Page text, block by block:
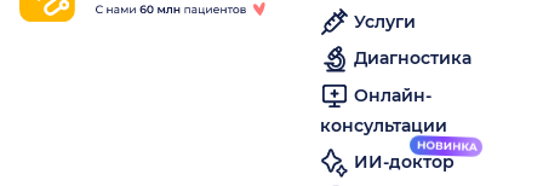
Услуги
Диагностика
Онлайн-
консультации
ИИ-доктор